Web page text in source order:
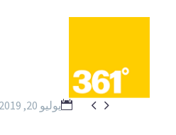
  يوليو 20, 2019